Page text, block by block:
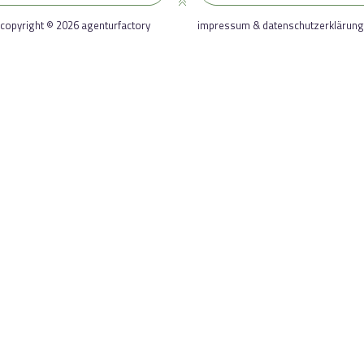
copyright © 2026 agenturfactory impressum & datenschutzerklärung